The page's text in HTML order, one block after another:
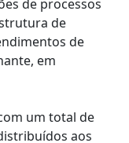
de processos
de
de
em
um total de
aos